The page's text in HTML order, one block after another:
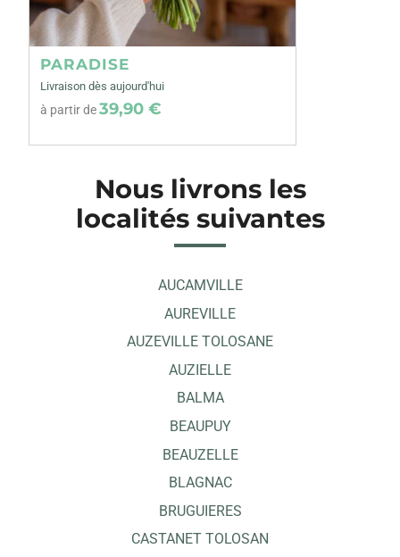
PARADISE
Livraison dès aujourd'hui
à partir de39,90 €
Nous livrons les
localités suivantes
AUCAMVILLE
AUREVILLE
AUZEVILLE TOLOSANE
AUZIELLE
BALMA
BEAUPUY
BEAUZELLE
BLAGNAC
BRUGUIERES
CASTANET TOLOSAN